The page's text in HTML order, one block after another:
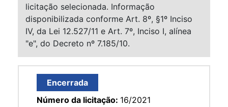
licitação selecionada. Informação
disponibilizada conforme Art. 8º, §1º Inciso
IV, da Lei 12.527/11 e Art. 7º, Inciso I, alínea
"e", do Decreto nº 7.185/10.
Encerrada
Número da licitação: 16/2021